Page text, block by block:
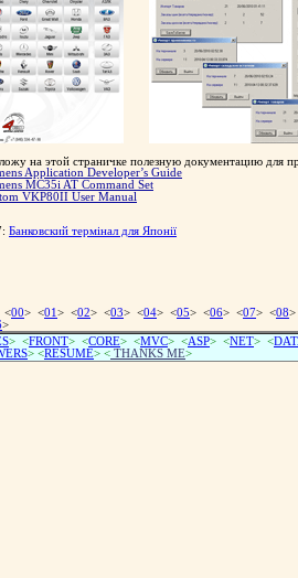
на этой страничке полезную документацию для
Application Developer’s Guide
MC35i AT Command Set
VKP80II User Manual
Банковский термінал для Японії
<00> <01 > <02> <03> <04> <05> <06> <07> <08
>
> <FRONT> <CORE> <MVC> <ASP> <NET> <
> <RESUME> < THANKS ME>